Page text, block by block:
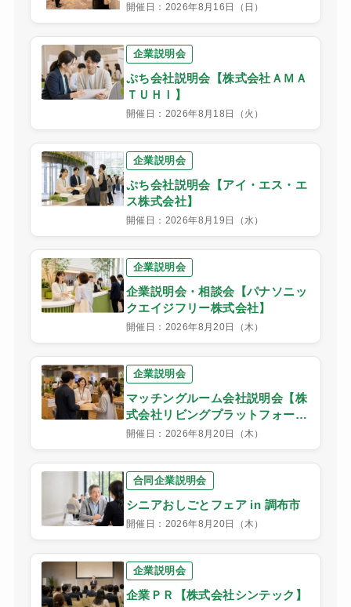
開催日：2026年8月16日（日）
企業説明会
ぷち会社説明会【株式会社ＡＭＡ
ＴＵＨＩ】
開催日：2026年8月18日（火）
企業説明会
ぷち会社説明会【アイ・エス・エ
ス株式会社】
開催日：2026年8月19日（水）
企業説明会
企業説明会・相談会【パナソニッ
クエイジフリー株式会社】
開催日：2026年8月20日（木）
企業説明会
マッチングルーム会社説明会【株
式会社リビングプラットフォーム
ケア】
開催日：2026年8月20日（木）
合同企業説明会
シニアおしごとフェア in 調布市
開催日：2026年8月20日（木）
企業説明会
企業ＰＲ【株式会社シンテック】